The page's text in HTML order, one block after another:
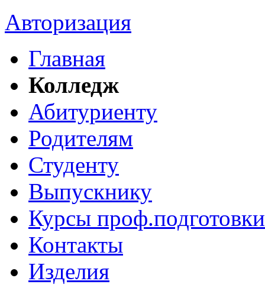
Авторизация
Главная
Колледж
Абитуриенту
Родителям
Студенту
Выпускнику
Курсы проф.подготовки
Контакты
Изделия